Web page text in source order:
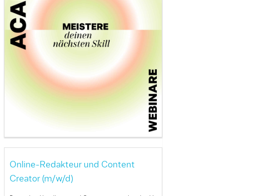
Online-Redakteur und Content
Creator (m/w/d)